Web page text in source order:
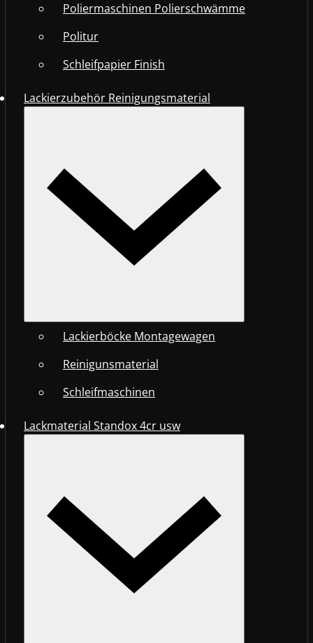
Poliermaschinen Polierschwämme
Politur
Schleifpapier Finish
Lackierzubehör Reinigungsmaterial
Lackierböcke Montagewagen
Reinigunsmaterial
Schleifmaschinen
Lackmaterial Standox 4cr usw